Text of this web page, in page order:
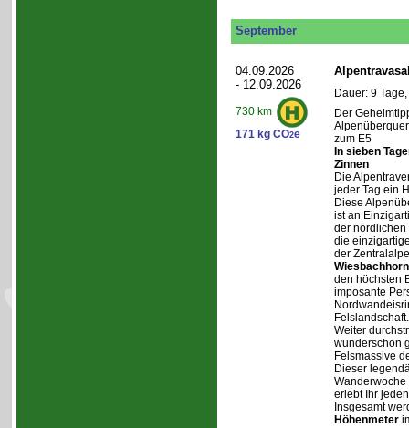
September
04.09.2026
- 12.09.2026
730 km
171 kg CO2e
Dauer: 9
Der
zum E5
In sieben
Zinnen
Die
jeder Tag ein
Diese
ist an
der
die
der
den höchsten
imposante
Felslandschaft.
Weiter
wunderschön
Felsmassive
Dieser
erlebt Ihr
Insgesamt
Höhenmeter